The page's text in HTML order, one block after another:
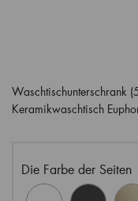
Waschtischunterschrank
Keramikwaschtisch
Die Farbe der Seiten